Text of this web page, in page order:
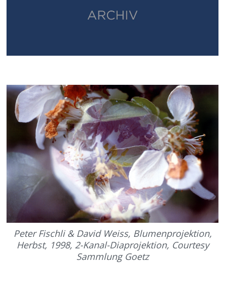
Peter Fischli & David Weiss, Blumenprojektion,
Herbst, 1998, 2-Kanal-Diaprojektion, Courtesy
Sammlung Goetz